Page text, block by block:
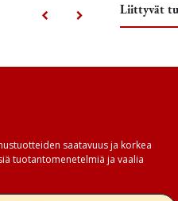
Liittyvät
saatavuus ja korkea
tuotantomenetelmiä ja vaalia